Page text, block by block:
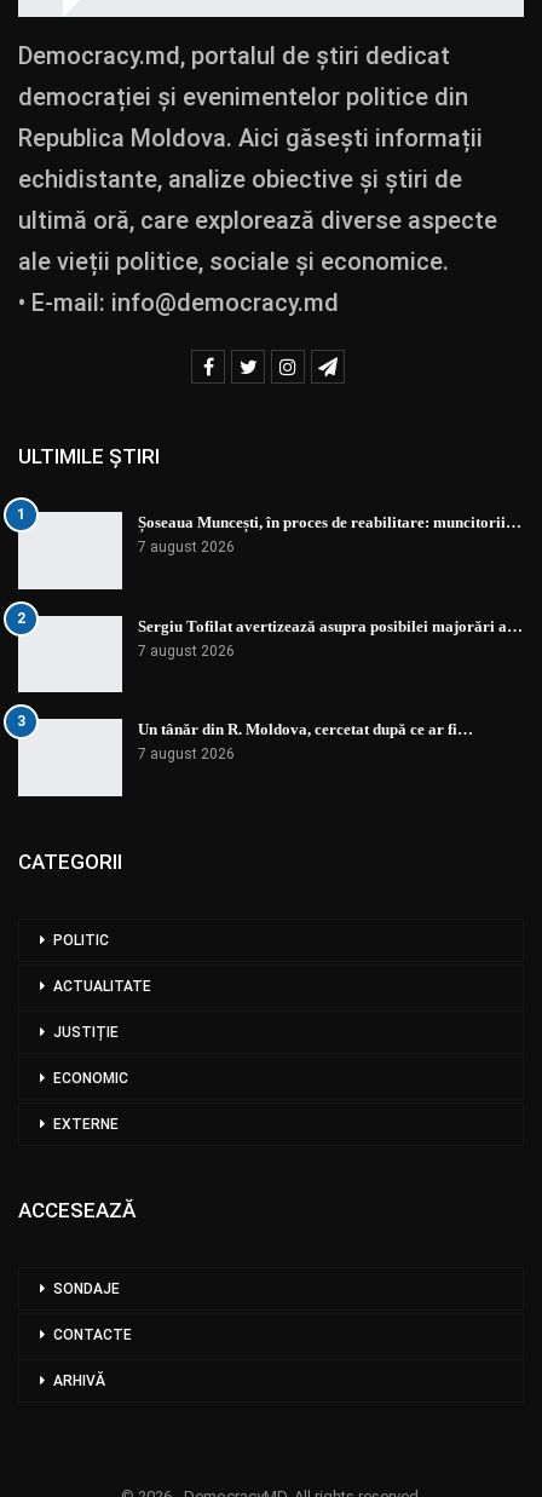
Democracy.md, portalul de știri dedicat
democrației și evenimentelor politice din
Republica Moldova. Aici găsești informații
echidistante, analize obiective și știri de
ultimă oră, care explorează diverse aspecte
ale vieții politice, sociale și economice.
• E-mail: info@democracy.md
ULTIMILE ȘTIRI
1 Șoseaua Muncești, în proces de reabilitare: muncitorii…
7 august 2026
2 Sergiu Tofilat avertizează asupra posibilei majorări a…
7 august 2026
3 Un tânăr din R. Moldova, cercetat după ce ar fi…
7 august 2026
CATEGORII
POLITIC
ACTUALITATE
JUSTIȚIE
ECONOMIC
EXTERNE
ACCESEAZĂ
SONDAJE
CONTACTE
ARHIVĂ